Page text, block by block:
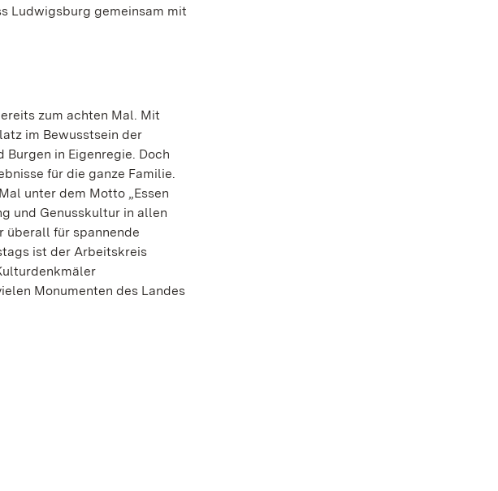
Ludwigsburg gemeinsam mit
zum achten Mal. Mit
im Bewusstsein der
in Eigenregie. Doch
für die ganze Familie.
unter dem Motto „Essen
und Genusskultur in allen
überall für spannende
ist der Arbeitskreis
Monumenten des Landes